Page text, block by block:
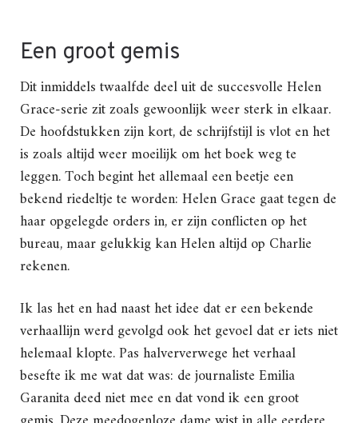
Een groot gemis
Dit inmiddels twaalfde deel uit de succesvolle Helen
Grace-serie zit zoals gewoonlijk weer sterk in elkaar.
De hoofdstukken zijn kort, de schrijfstijl is vlot en het
is zoals altijd weer moeilijk om het boek weg te
leggen. Toch begint het allemaal een beetje een
bekend riedeltje te worden: Helen Grace gaat tegen de
haar opgelegde orders in, er zijn conflicten op het
bureau, maar gelukkig kan Helen altijd op Charlie
rekenen.
Ik las het en had naast het idee dat er een bekende
verhaallijn werd gevolgd ook het gevoel dat er iets niet
helemaal klopte. Pas halververwege het verhaal
besefte ik me wat dat was: de journaliste Emilia
Garanita deed niet mee en dat vond ik een groot